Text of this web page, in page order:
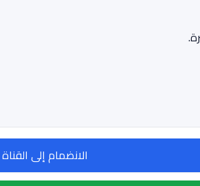
الانضمام إلى القناة